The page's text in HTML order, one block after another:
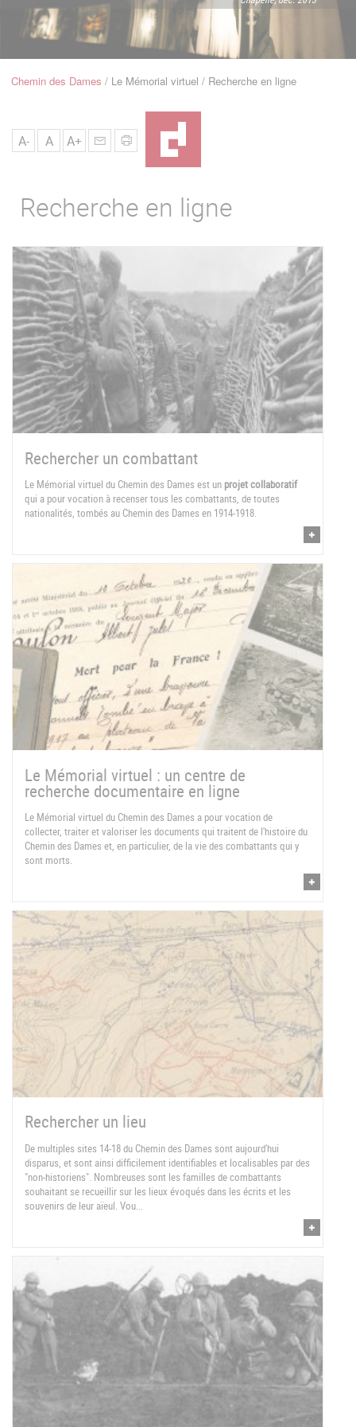
Navigation
Fil
Chemin des Dames Le Mémorial virtuel Recherche en ligne
A- A A+
Recherche en ligne
Rechercher un combattant
Le Mémorial virtuel du Chemin des Dames est un projet collaboratif
qui a pour vocation à recenser tous les combattants, de toutes
nationalités, tombés au Chemin des Dames en 1914-1918.
Le Mémorial virtuel : un centre de
recherche documentaire en ligne
Le Mémorial virtuel du Chemin des Dames a pour vocation de
collecter, traiter et valoriser les documents qui traitent de l'histoire du
Chemin des Dames et, en particulier, de la vie des combattants qui y
sont morts.
Rechercher un lieu
De multiples sites 14-18 du Chemin des Dames sont aujourd'hui
disparus, et sont ainsi difficilement identifiables et localisables par des
"non-historiens". Nombreuses sont les familles de combattants
souhaitant se recueillir sur les lieux évoqués dans les écrits et les
souvenirs de leur aïeul. Vou...